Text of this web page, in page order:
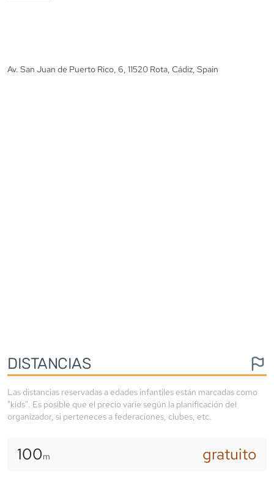
Av. San Juan de Puerto Rico, 6, 11520 Rota, Cádiz, Spain
DISTANCIAS
Las distancias reservadas a edades infantiles están marcadas como
"kids". Es posible que el precio varíe según la planificación del
organizador, si perteneces a federaciones, clubes, etc.
100m gratuito